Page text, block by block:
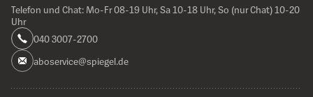
Telefon und Chat: Mo-Fr 08-19 Uhr, Sa 10-18 Uhr, So (nur Chat) 10-20
Uhr
040 3007-2700
aboservice@spiegel.de